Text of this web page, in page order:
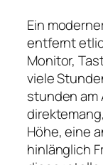
Ein
entfernt
Monitor,
viele
stunden am
Höhe, eine
hinlänglich